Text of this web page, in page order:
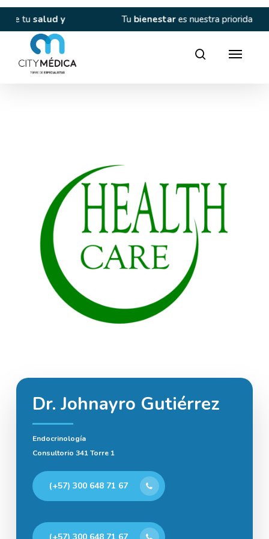
Skip
main
content
y bienestares nuestra prioridad.
search
Dr. Johnayro Gutiérrez
Endocrinología
Consultorio 341 Torre 1
(+57) 300 648 71 67